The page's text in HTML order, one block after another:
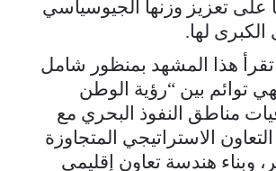
على تعزيز وزنها الجيوسياسي
لها.
تقرأ هذا المشهد بمنظور شامل
فهي توائم بين “رؤية الوطن
مناطق النفوذ البحري مع
الاستراتيجي المتجاوزة
وبناء هندسة تعاون إقليمي